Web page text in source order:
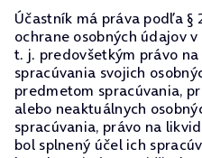
Účastník má práva podľa §
ochrane osobných údajov
t. j. predovšetkým právo
spracúvania svojich
predmetom spracúvania,
alebo neaktuálnych
spracúvania, právo na
bol splnený účel ich